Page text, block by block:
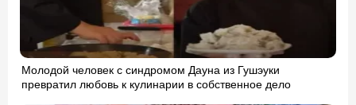
Молодой человек с синдромом Дауна из Гушэуки
превратил любовь к кулинарии в собственное дело